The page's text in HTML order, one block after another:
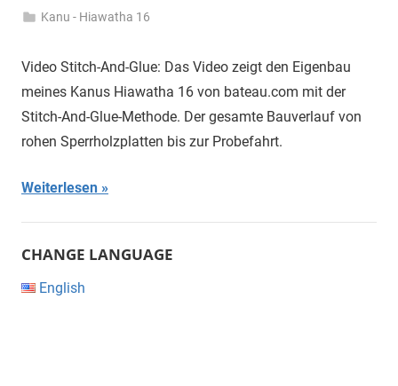
September
Kanu - Hiawatha 16
Video Stitch-And-Glue: Das Video zeigt den Eigenbau
meines Kanus Hiawatha 16 von bateau.com mit der
Stitch-And-Glue-Methode. Der gesamte Bauverlauf von
rohen Sperrholzplatten bis zur Probefahrt.
Weiterlesen
CHANGE LANGUAGE
English